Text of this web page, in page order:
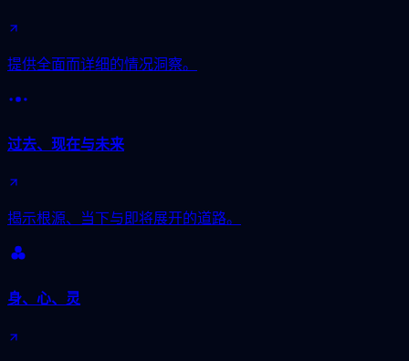
提供全面而详细的情况洞察。
过去、现在与未来
揭示根源、当下与即将展开的道路。
身、心、灵